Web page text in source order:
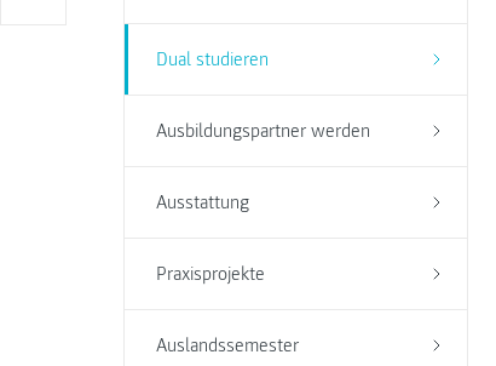
Dual studieren
Ausbildungspartner werden
Ausstattung
Praxisprojekte
Auslandssemester